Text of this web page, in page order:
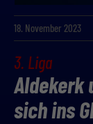
18. November 2023
3. Liga
Aldekerk
sich ins